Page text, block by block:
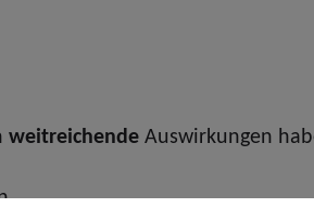
weitreichende Auswirkungen